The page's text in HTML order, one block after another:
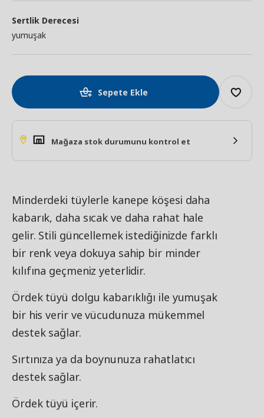
Sertlik Derecesi
yumuşak
Sepete Ekle
Mağaza stok durumunu kontrol et
Minderdeki tüylerle kanepe köşesi daha
kabarık, daha sıcak ve daha rahat hale
gelir. Stili güncellemek istediğinizde farklı
bir renk veya dokuya sahip bir minder
kılıfına geçmeniz yeterlidir.
Ördek tüyü dolgu kabarıklığı ile yumuşak
bir his verir ve vücudunuza mükemmel
destek sağlar.
Sırtınıza ya da boynunuza rahatlatıcı
destek sağlar.
Ördek tüyü içerir.